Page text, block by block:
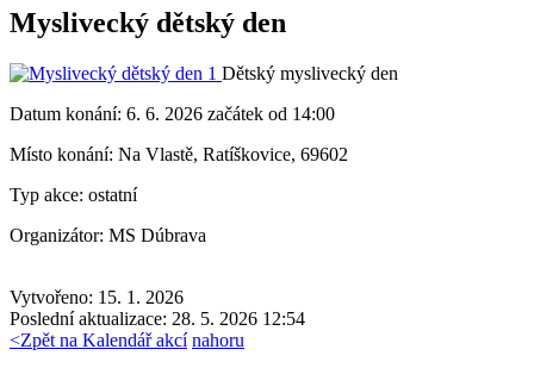
Myslivecký dětský den
Dětský myslivecký den
Datum konání: 6. 6. 2026 začátek od 14:00
Místo konání: Na Vlastě, Ratíškovice, 69602
Typ akce: ostatní
Organizátor: MS Dúbrava
Vytvořeno: 15. 1. 2026
Poslední aktualizace: 28. 5. 2026 12:54
<Zpět na Kalendář akcí nahoru